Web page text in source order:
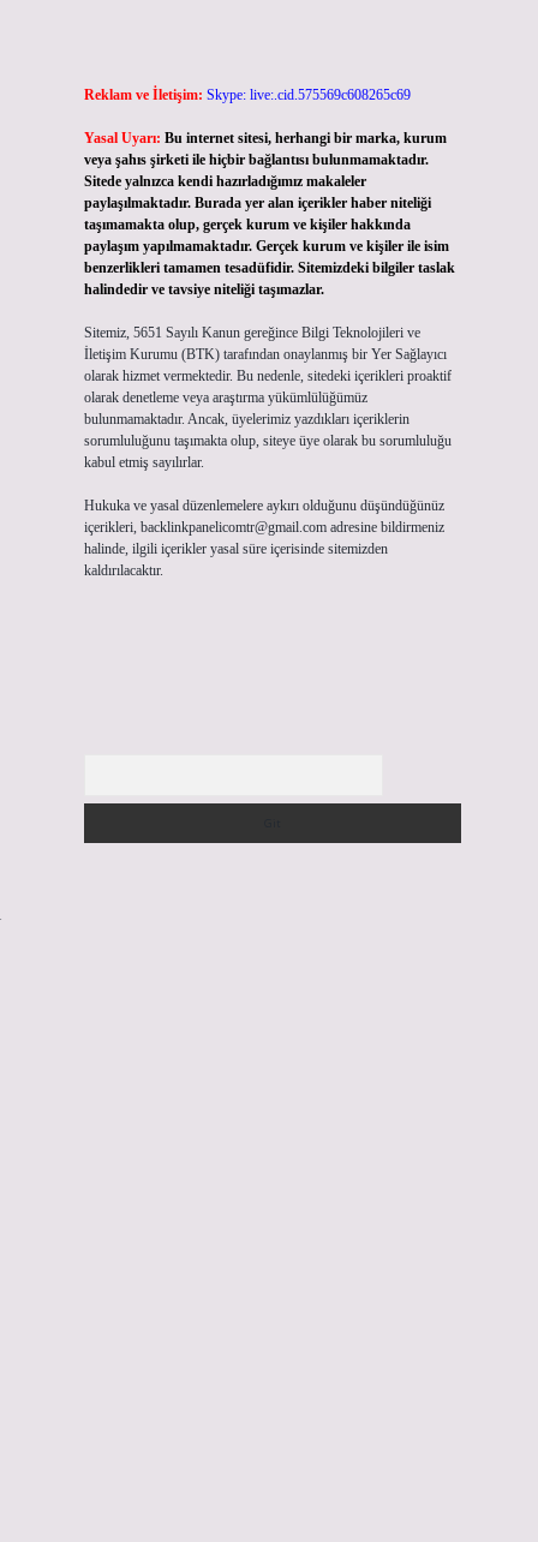
Reklam ve İletişim: Skype: live:.cid.575569c608265c69
Yasal Uyarı: Bu internet sitesi, herhangi bir marka, kurum
veya şahıs şirketi ile hiçbir bağlantısı bulunmamaktadır.
Sitede yalnızca kendi hazırladığımız makaleler
paylaşılmaktadır. Burada yer alan içerikler haber niteliği
taşımamakta olup, gerçek kurum ve kişiler hakkında
paylaşım yapılmamaktadır. Gerçek kurum ve kişiler ile isim
benzerlikleri tamamen tesadüfidir. Sitemizdeki bilgiler taslak
halindedir ve tavsiye niteliği taşımazlar.
Sitemiz, 5651 Sayılı Kanun gereğince Bilgi Teknolojileri ve
İletişim Kurumu (BTK) tarafından onaylanmış bir Yer Sağlayıcı
olarak hizmet vermektedir. Bu nedenle, sitedeki içerikleri proaktif
olarak denetleme veya araştırma yükümlülüğümüz
bulunmamaktadır. Ancak, üyelerimiz yazdıkları içeriklerin
sorumluluğunu taşımakta olup, siteye üye olarak bu sorumluluğu
kabul etmiş sayılırlar.
Hukuka ve yasal düzenlemelere aykırı olduğunu düşündüğünüz
içerikleri, backlinkpanelicomtr@gmail.comadresine bildirmeniz
halinde, ilgili içerikler yasal süre içerisinde sitemizden
kaldırılacaktır.